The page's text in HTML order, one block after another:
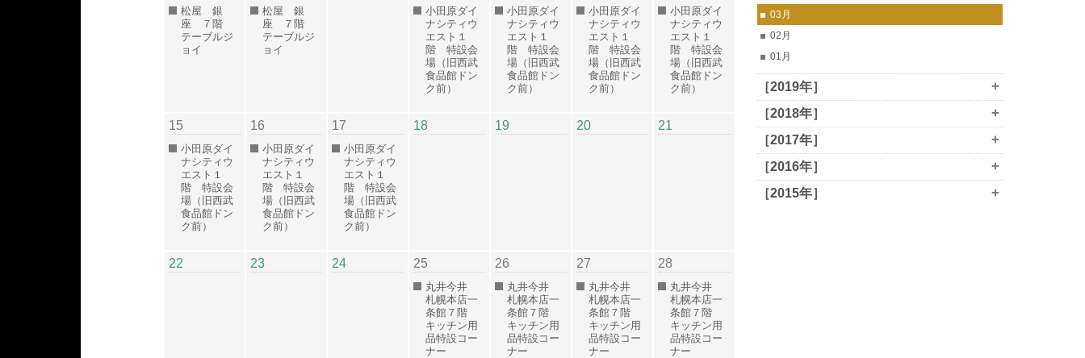
松屋 銀
座 ７階
テーブルジ
ョイ
松屋 銀
座 ７階
テーブルジ
ョイ
小田原ダイ
ナシティウ
エスト１
階 特設会
場（旧西武
食品館ドン
ク前）
小田原ダイ
ナシティウ
エスト１
階 特設会
場（旧西武
食品館ドン
ク前）
小田原ダイ
ナシティウ
エスト１
階 特設会
場（旧西武
食品館ドン
ク前）
小田原ダイ
ナシティウ
エスト１
階 特設会
場（旧西武
食品館ドン
ク前）
15
小田原ダイ
ナシティウ
エスト１
階 特設会
場（旧西武
食品館ドン
ク前）
16
小田原ダイ
ナシティウ
エスト１
階 特設会
場（旧西武
食品館ドン
ク前）
17
小田原ダイ
ナシティウ
エスト１
階 特設会
場（旧西武
食品館ドン
ク前）
18 19 20 21
22 23 24 25
丸井今井
札幌本店一
条館７階
キッチン用
品特設コー
ナー
26
丸井今井
札幌本店一
条館７階
キッチン用
品特設コー
ナー
27
丸井今井
札幌本店一
条館７階
キッチン用
品特設コー
ナー
28
丸井今井
札幌本店一
条館７階
キッチン用
品特設コー
ナー
03月
02月
01月
［2019年］ +
［2018年］ +
［2017年］ +
［2016年］ +
［2015年］ +